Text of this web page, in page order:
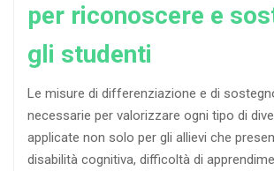
per riconoscere e
gli studenti
Le misure di differenziazione e di
necessarie per valorizzare ogni tipo di
applicate non solo per gli allievi che
disabilità cognitiva, difficoltà di